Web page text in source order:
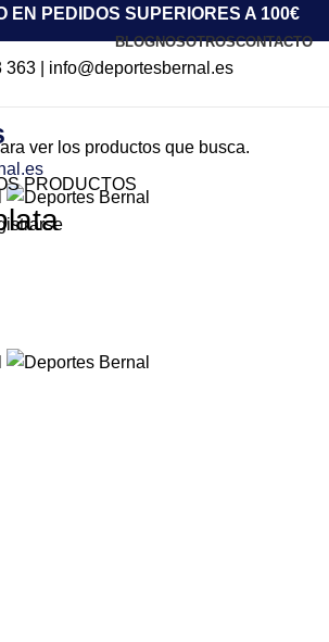
EN PEDIDOS SUPERIORES A 100€
BLOGNOSOTROSCONTACTO
363| info@deportesbernal.es
PRODUCTOS
ver los productos que busca.